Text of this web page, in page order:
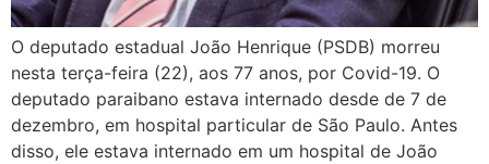
O deputado estadual João Henrique (PSDB) morreu
nesta terça-feira (22), aos 77 anos, por Covid-19. O
deputado paraibano estava internado desde de 7 de
dezembro, em hospital particular de São Paulo. Antes
disso, ele estava internado em um hospital de João